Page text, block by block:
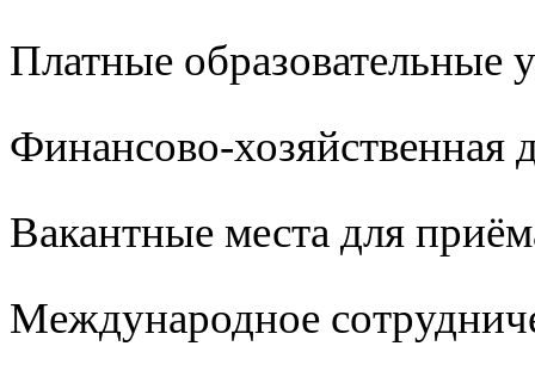
Платные образовательные
Финансово-хозяйственная
Вакантные места для
Международное